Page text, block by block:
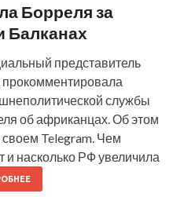
Борреля за
Балканах
представитель
службы
об африканцах. Об этом
Telegram. Чем
насколько РФ увеличила